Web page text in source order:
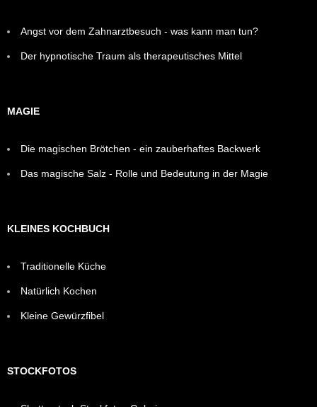
Angst vor dem Zahnarztbesuch - was kann man tun?
Der hypnotische Traum als therapeutisches Mittel
MAGIE
Die magischen Brötchen - ein zauberhaftes Backwerk
Das magische Salz - Rolle und Bedeutung in der Magie
KLEINES KOCHBUCH
Traditionelle Küche
Natürlich Kochen
Kleine Gewürzfibel
STOCKFOTOS